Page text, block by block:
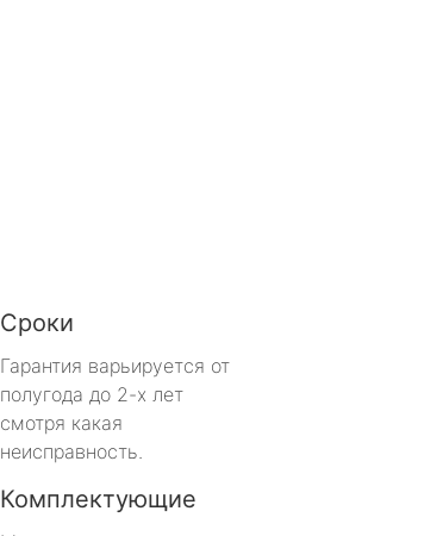
Сроки
Гарантия варьируется от
полугода до 2-х лет
смотря какая
неисправность.
Комплектующие